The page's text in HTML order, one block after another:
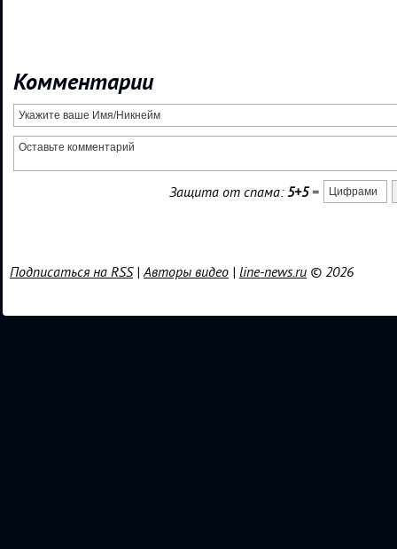
Комментарии
Защита от спама:5+5=
Подписаться на RSS|Авторы видео | line-news.ru © 2026